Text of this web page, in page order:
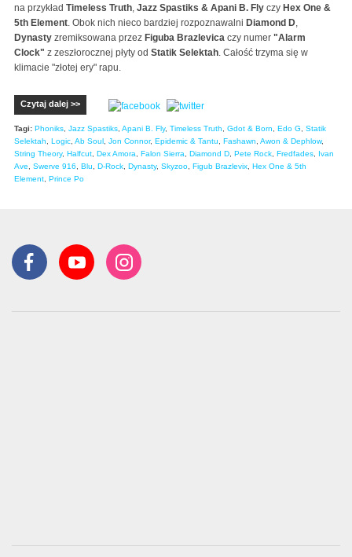
na przykład Timeless Truth, Jazz Spastiks & Apani B. Fly czy Hex One &
5th Element. Obok nich nieco bardziej rozpoznawalni Diamond D,
Dynasty zremiksowana przez Figuba Brazlevica czy numer "Alarm
Clock" z zeszłorocznej płyty od Statik Selektah. Całość trzyma się w
klimacie "złotej ery" rapu.
Czytaj dalej >>
Tagi: Phoniks, Jazz Spastiks, Apani B. Fly, Timeless Truth, Gdot & Born, Edo G, Statik
Selektah, Logic, Ab Soul , Jon Connor, Epidemic & Tantu, Fashawn, Awon & Dephlow,
String Theory, Halfcut, Dex Amora, Falon Sierra, Diamond D, Pete Rock, Fredfades,
Ivan
Ave, Swerve 916, Blu, D-Rock, Dynasty, Skyzoo, Figub Brazlevix, Hex One & 5th
Element, Prince Po